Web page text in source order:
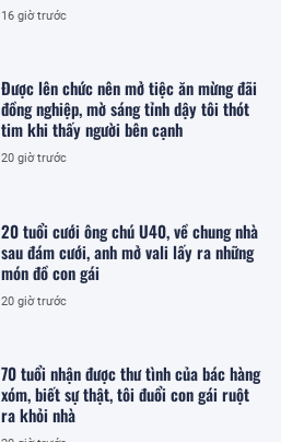
16 giờ trước
Được lên chức nên mở tiệc ăn mừng đãi
đồng nghiệp, mờ sáng tỉnh dậy tôi thót
tim khi thấy người bên cạnh
20 giờ trước
20 tuổi cưới ông chú U40, về chung nhà
sau đám cưới, anh mở vali lấy ra những
món đồ con gái
20 giờ trước
70 tuổi nhận được thư tình của bác hàng
xóm, biết sự thật, tôi đuổi con gái ruột
ra khỏi nhà